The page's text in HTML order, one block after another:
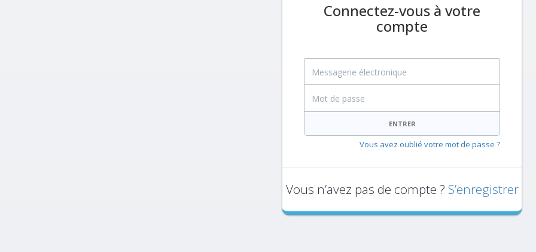
Connectez-vous à votre
compte
Messagerie électronique
ENTRER
Vous avez oublié votre mot de passe ?
Vous n’avez pas de compte ? S’enregistrer